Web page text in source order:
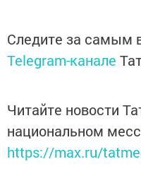
Следите за самым
Telegram-канале
Читайте новости
национальном
https://max.ru/